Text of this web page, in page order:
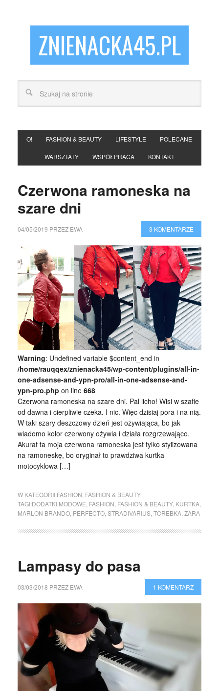
ZNIENACKA45.PL
O! FASHION & BEAUTY LIFESTYLE POLECANE
WARSZTATY WSPÓŁPRACA KONTAKT
Czerwona ramoneska na
szare dni
04/05/2019 PRZEZ EWA 3 KOMENTARZE
Warning: Undefined variable $content_end in
/home/rauqqex/znienacka45/wp-content/plugins/all-in-
one-adsense-and-ypn-pro/all-in-one-adsense-and-
ypn-pro.php on line 668
Czerwona ramoneska na szare dni. Pal licho! Wisi w szafie
od dawna i cierpliwie czeka. I nic. Więc dzisiaj pora i na nią.
W taki szary deszczowy dzień jest ożywiająca, bo jak
wiadomo kolor czerwony ożywia i działa rozgrzewająco.
Akurat ta moja czerwona ramoneska jest tylko stylizowana
na ramoneskę, bo oryginał to prawdziwa kurtka
motocyklowa […]
W KATEGORII:FASHION FASHION & BEAUTY
TAGI:DODATKI MODOWE FASHION FASHION & BEAUTY, KURTKA,
MARLON BRANDO, PERFECTO, STRADIVARIUS, TOREBKA, ZARA
Lampasy do pasa
03/03/2018 PRZEZ EWA 1 KOMENTARZ